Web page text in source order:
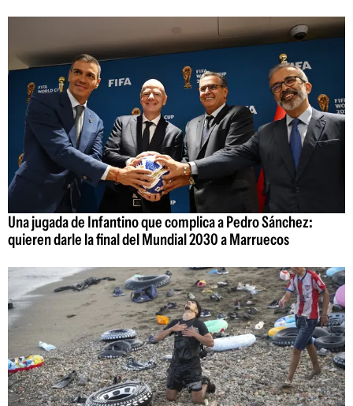
Una jugada de Infantino que complica a Pedro Sánchez:
quieren darle la final del Mundial 2030 a Marruecos